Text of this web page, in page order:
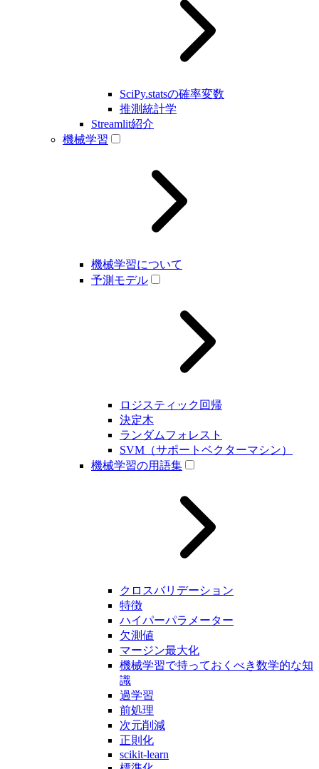
SciPy.statsの確率変数
推測統計学
Streamlit紹介
機械学習
機械学習について
予測モデル
ロジスティック回帰
決定木
ランダムフォレスト
SVM（サポートベクターマシン）
機械学習の用語集
クロスバリデーション
特徴
ハイパーパラメーター
欠測値
マージン最大化
機械学習で持っておくべき数学的な知
識
過学習
前処理
次元削減
正則化
scikit-learn